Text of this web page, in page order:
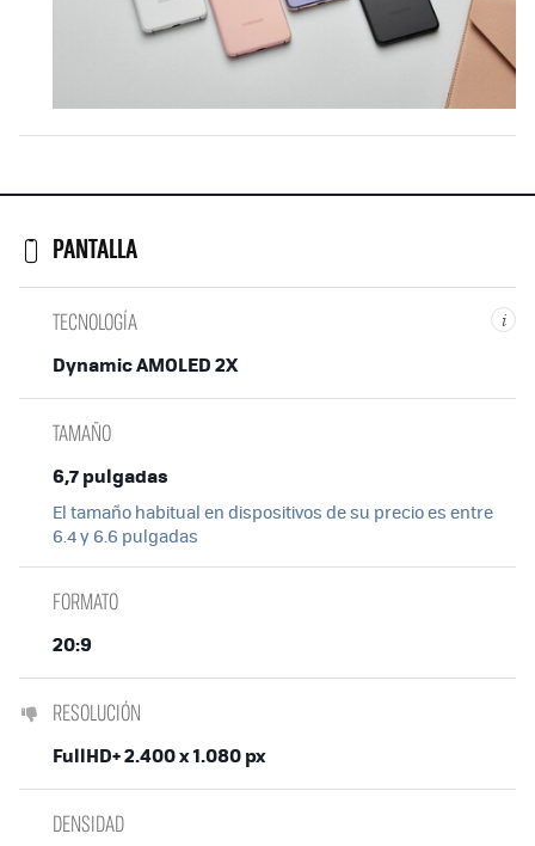
PANTALLA
i
TECNOLOGÍA
Dynamic AMOLED 2X
TAMAÑO
6,7 pulgadas
El tamaño habitual en dispositivos de su precio es entre
6.4 y 6.6 pulgadas
FORMATO
20:9
RESOLUCIÓN
FullHD+ 2.400 x 1.080 px
DENSIDAD